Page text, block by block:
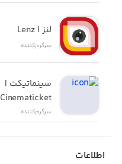
لنز | Lenz
سرگرم‌کننده
Cinematicket
سرگرم‌کننده
اطلاعات